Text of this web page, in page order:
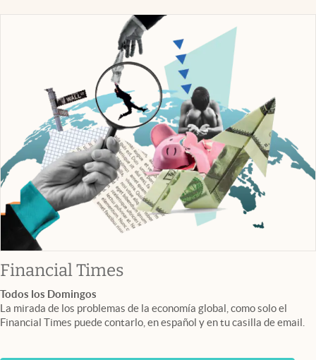
Financial Timesabre en nueva pestaña
Todos los Domingos
La mirada de los problemas de la economía global, como solo el
Financial Times puede contarlo, en español y en tu casilla de email.